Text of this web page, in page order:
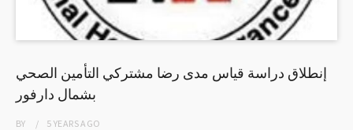
إنطلاق دراسة قياس مدى رضا مشتركي التأمين الصحي
بشمال دارفور
BY 5 YEARSAGO